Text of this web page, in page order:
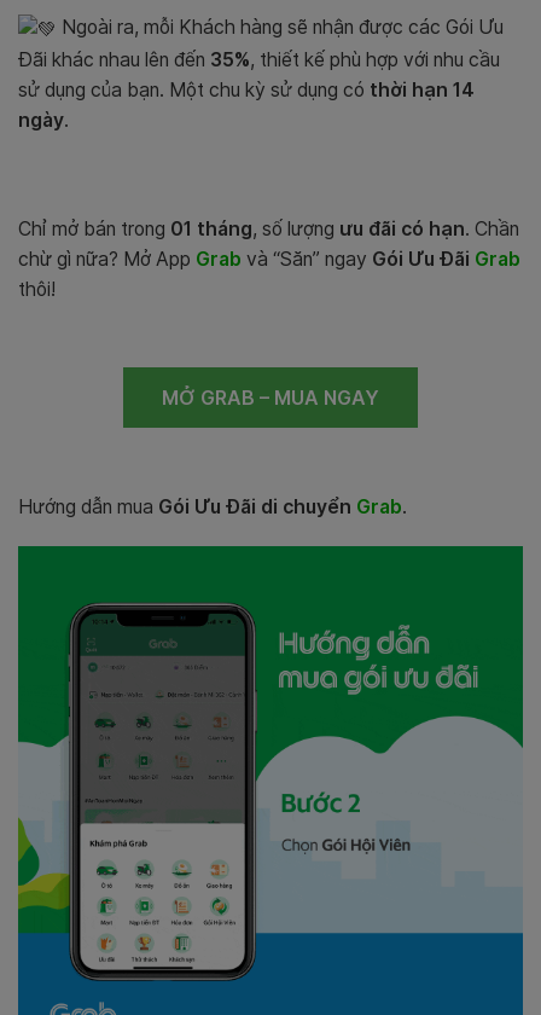
Ngoài ra, mỗi Khách hàng sẽ nhận được các Gói Ưu
Đãi khác nhau lên đến 35%, thiết kế phù hợp với nhu cầu
sử dụng của bạn. Một chu kỳ sử dụng có thời hạn 14
ngày.
Chỉ mở bán trong 01 tháng, số lượng ưu đãi có hạn. Chần
chừ gì nữa? Mở App Grab và “Săn” ngay Gói Ưu Đãi Grab
thôi!
MỞ GRAB – MUA NGAY
Hướng dẫn mua Gói Ưu Đãi di chuyển Grab.